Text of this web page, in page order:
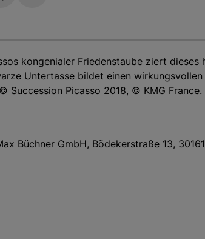
kongenialer Friedenstaube ziert
Untertasse bildet einen
Succession Picasso 2018, © KMG France.
Büchner GmbH, Bödekerstraße 13,